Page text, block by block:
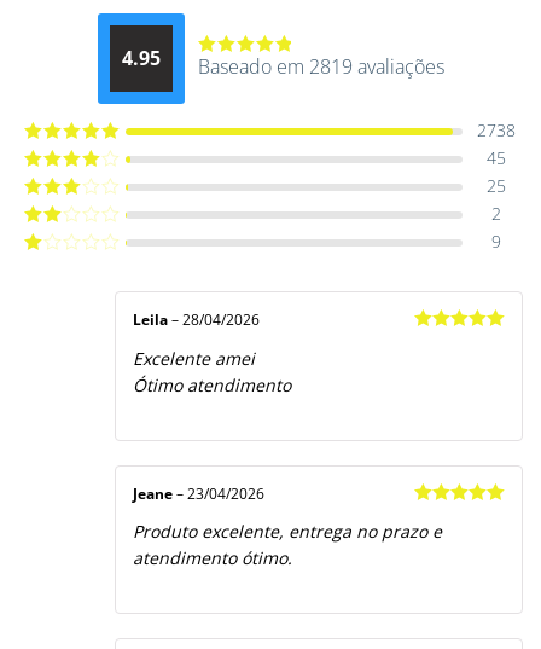
4.95
Avaliação
Baseado em 2819 avaliações
Avaliação5
2738
Avaliação
45
Avaliação
25
Avaliação
2
9
Leila – 28/04/2026
Excelente amei
Ótimo atendimento
de 5
Jeane – 23/04/2026
Produto excelente, entrega no prazo e
atendimento ótimo.